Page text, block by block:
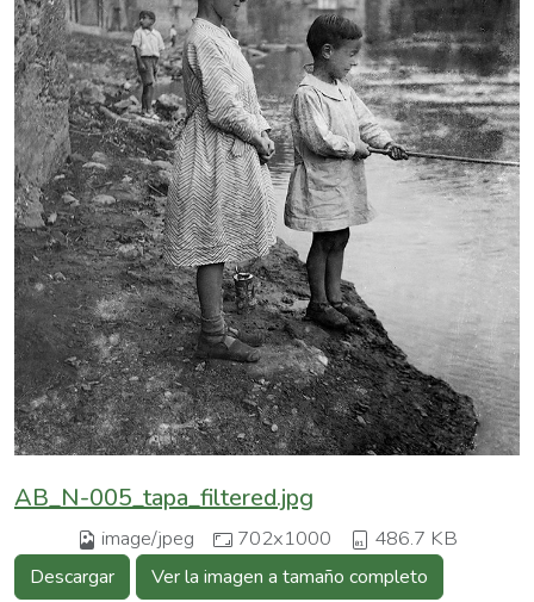
AB_N-005_tapa_filtered.jpg
image/jpeg 702x1000 486.7 KB
Descargar Ver la imagen a tamaño completo